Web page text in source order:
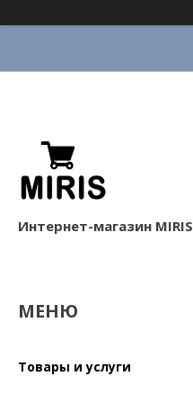
Интернет-магазин MIRIS
Товары и услуги